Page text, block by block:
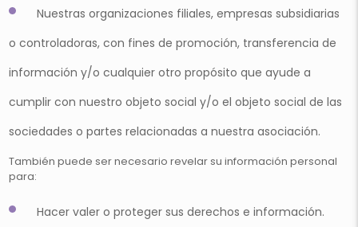
Nuestras organizaciones filiales, empresas subsidiarias
o controladoras, con fines de promoción, transferencia de
información y/o cualquier otro propósito que ayude a
cumplir con nuestro objeto social y/o el objeto social de las
sociedades o partes relacionadas a nuestra asociación.
También puede ser necesario revelar su información personal
para:
Hacer valer o proteger sus derechos e información.